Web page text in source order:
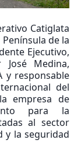
Catiglata
de la
Ejecutivo,
Medina,
y responsable
del
empresa de
para la
al sector
y la seguridad